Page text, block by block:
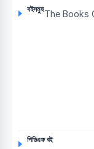
বইসমুহThe Books
পিডিএফ বই